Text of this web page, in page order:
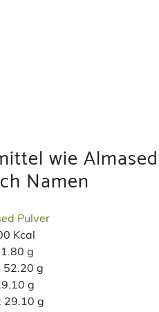
wie Almased
Namen
Pulver
Kcal
1.80 g
52.20 g
g
29.10 g